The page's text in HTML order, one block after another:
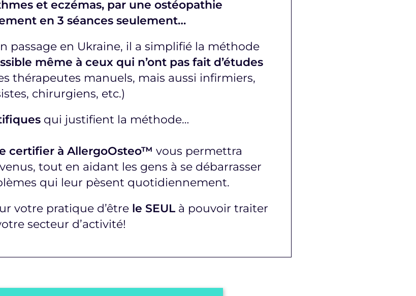
et eczémas, par une ostéopathie
en 3 séances seulement…
passage en Ukraine, il a simplifié la méthode
même à ceux qui n’ont pas fait d’études
thérapeutes manuels, mais aussi infirmiers,
chirurgiens, etc.)
qui justifient la méthode…
certifier à AllergoOsteo™ vous permettra
tout en aidant les gens à se débarrasser
qui leur pèsent quotidiennement.
votre pratique d’être le SEUL à pouvoir traiter
secteur d’activité!